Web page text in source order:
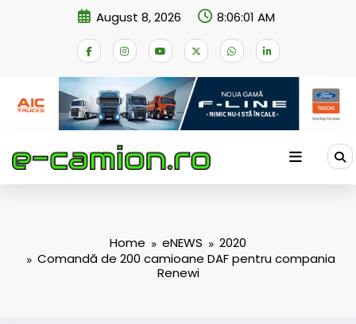
August 8, 2026 8:06:01 AM
Home eNEWS
2020
Comandă de 200 camioane DAF pentru compania
Renewi